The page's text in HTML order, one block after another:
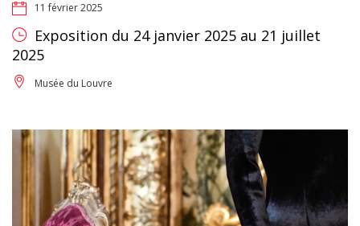
11 février 2025
Exposition du 24 janvier 2025 au 21 juillet
2025
Musée du Louvre